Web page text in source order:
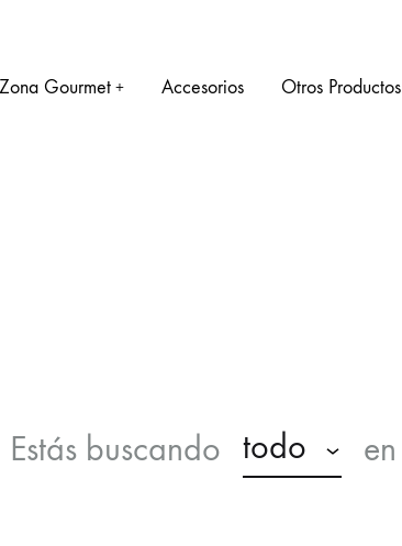
– Bibei
Zona Gourmet + Accesorios Otros Productos
Estás buscando todo en